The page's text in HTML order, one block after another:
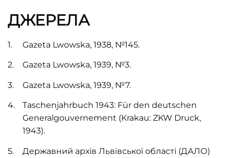
ДЖЕРЕЛА
Gazeta Lwowska, 1938, №145.
Gazeta Lwowska, 1939, №3.
Gazeta Lwowska, 1939, №7.
Taschenjahrbuch 1943: Für den deutschen
Generalgouvernement (Krakau: ZKW Druck,
1943).
Державний архів Львівської області (ДАЛО)